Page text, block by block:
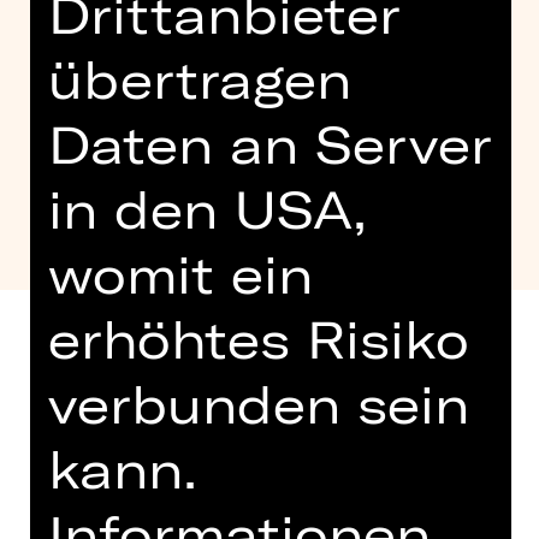
Gemeinsam mit dem DB Museum
begeben wir uns beim 4.
Drittanbieter
übertragen
Daten an Server
in den USA,
womit ein
erhöhtes Risiko
verbunden sein
kann.